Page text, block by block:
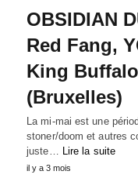
OBSIDIAN
Red Fang,
King
(Bruxelles)
La mi-mai est une
stoner/doom et autres
juste… Lire la suite
il y a 3 mois